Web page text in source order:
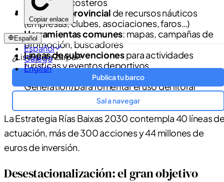
Copiar enlace
Español
Español
Galego
English
¿Listo para Zarpar?
Publica tu barco
Sal a navegar
municipios costeros
Inventario provincial de recursos náuticos
(empresas, clubes, asociaciones, faros…)
Herramientas comunes: mapas, campañas de
promoción, buscadores
Líneas de subvencionespara actividades
turísticas y eventos deportivos
Proyecto
Playa Sin Límite(fondos Next
Generation) para fomentar el uso del litoral
durante todo el año
La Estrategia Rías Baixas 2030 contempla 40 líneas
actuación, más de 300 acciones y 44 millones de
euros de inversión.
Desestacionalización: el gran objetivo